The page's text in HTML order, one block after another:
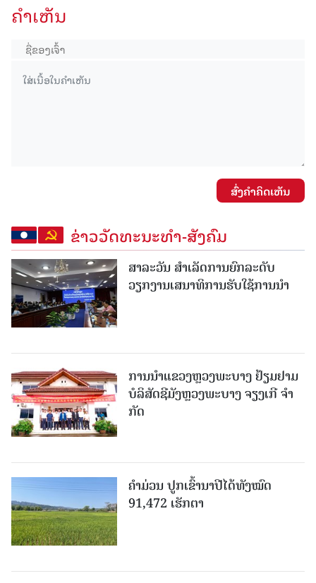
ຄໍາເຫັນ
ສົ່ງຄໍາຄິດເຫັນ
ຂ່າວວັດທະນະທຳ-ສັງຄົມ
ສາລະວັນ ສໍາເລັດການຍົກລະດັບ
ວຽກງານເສນາທິການຮັບໃຊ້ການນໍາ
ການນຳແຂວງຫຼວງພະບາງ ຢ້ຽມ​ຢາມ
ບໍ​ລິ​ສັດຊີມັງຫຼວງພະບາງ ຈຽງເກີ ຈໍາ
ກັດ
ຄໍາມ່ວນ ປູກເຂົ້ານາປີໄດ້ທັງໝົດ
91,472 ເຮັກຕາ